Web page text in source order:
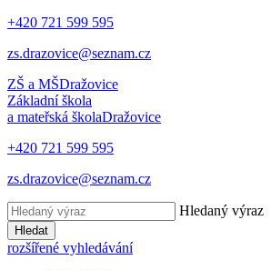
+420 721 599 595
zs.drazovice@seznam.cz
ZŠ a MŠDražovice
Základní škola
a mateřská školaDražovice
+420 721 599 595
zs.drazovice@seznam.cz
Hledaný výraz
Hledat
rozšířené vyhledávání